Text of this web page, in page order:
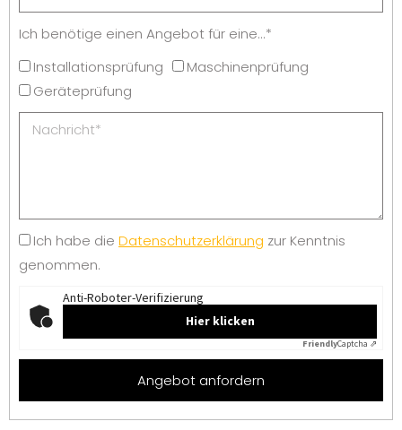
Ich benötige einen Angebot für eine...*
Installationsprüfung
Maschinenprüfung
Geräteprüfung
Ich habe die Datenschutzerklärung zur Kenntnis
genommen.
Anti-Roboter-Verifizierung
Hier klicken
FriendlyCaptcha ⇗
Angebot anfordern